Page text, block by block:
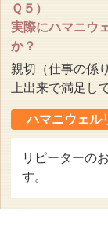
Ｑ５）
実際にハマニウ
か？
親切（仕事の係
上出来で満足し
ハマニウェル
リピーターの
す。